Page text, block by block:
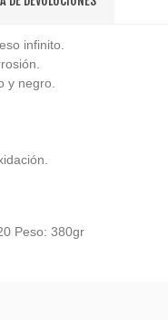
infinito.
y negro.
Peso: 380gr